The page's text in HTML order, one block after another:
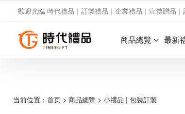
歡迎光臨 時代禮品｜訂製禮品｜企業禮品｜宣傳贈品｜
商品總覽 最新
当前位置： 首页> 商品總覽 > 小禮品 | 包裝訂製